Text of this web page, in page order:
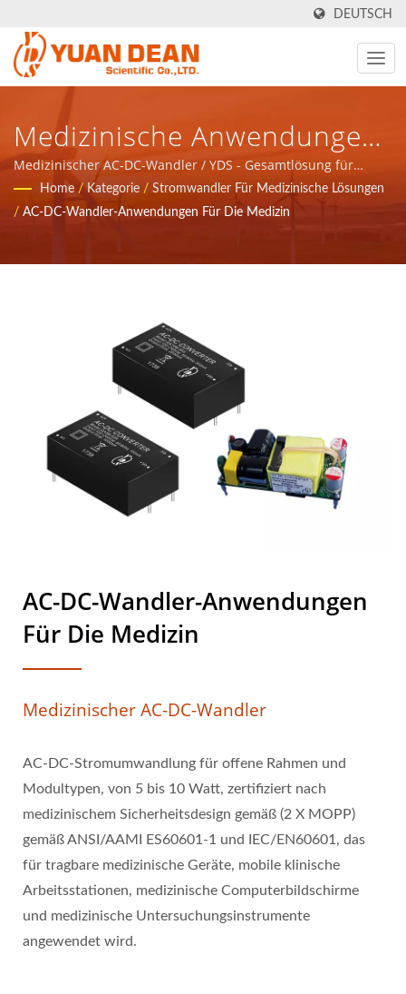
DEUTSCH
Medizinische Anwendungen
AC-DC-Wandler / YDS -
Gesamtlösung Für
Bereitstellen.
Medizinischer AC-DC-Wandler / YDS - Gesamtlösung für
magnetische Komponenten und Stromprodukte in
Kommunikationsnetzwerkanwendungen bereitstellen.
Home / Kategorie / Stromwandler Für Medizinische Lösungen
/ AC-DC-Wandler-Anwendungen Für Die Medizin
AC-DC-Wandler-Anwendungen
Für Die Medizin
Medizinischer AC-DC-Wandler
AC-DC-Stromumwandlung für offene Rahmen und
Modultypen, von 5 bis 10 Watt, zertifiziert nach
medizinischem Sicherheitsdesign gemäß (2 X MOPP)
gemäß ANSI/AAMI ES60601-1 und IEC/EN60601, das
für tragbare medizinische Geräte, mobile klinische
Arbeitsstationen, medizinische Computerbildschirme
und medizinische Untersuchungsinstrumente
angewendet wird.